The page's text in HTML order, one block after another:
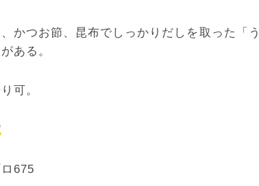
かつお節、昆布でしっかりだしを取った「
ある。
可。
675